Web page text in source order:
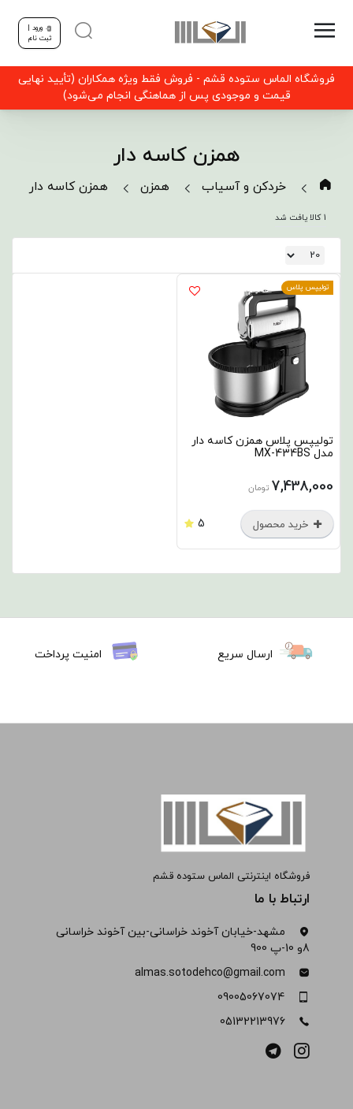
ورود |
ثبت نام
فروشگاه الماس ستوده قشم - فروش فقط ویژه همکاران (تأیید نهایی
قیمت و موجودی پس از هماهنگی انجام می‌شود)
همزن کاسه دار
خردکن و آسیاب همزن همزن کاسه دار
1 کالا یافت شد
تولیپس پلاس
تولیپس پلاس همزن کاسه دار
مدل MX-434BS
7,438,000 تومان
خرید محصول 5
ارسال سریع امنیت پرداخت
فروشگاه اینترنتی الماس ستوده قشم
ارتباط با ما
مشهد-خیابان آخوند خراسانی-بین آخوند خراسانی
8و 10-پ 900
almas.sotodehco@gmail.com
09005067074
05132213976